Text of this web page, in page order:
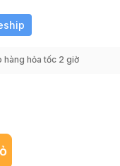
hàng hỏa tốc 2 giờ